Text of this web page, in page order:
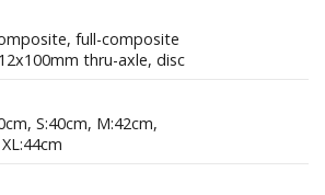
full-composite
thru-axle, disc
S:40cm, M:42cm,